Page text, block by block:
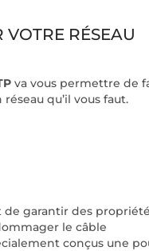
VOTRE RÉSEAU
va vous permettre de
qu’il vous faut.
garantir des
le câble
conçus une